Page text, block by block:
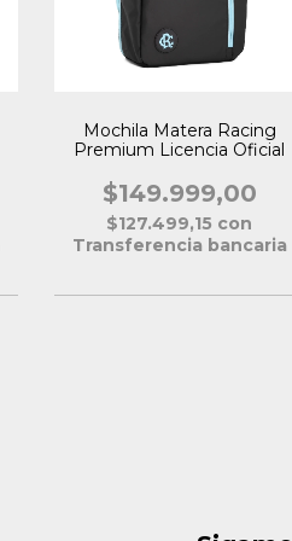
Mochila Matera Racing
Premium Licencia Oficial
$149.999,00
$127.499,15 con
Transferencia bancaria